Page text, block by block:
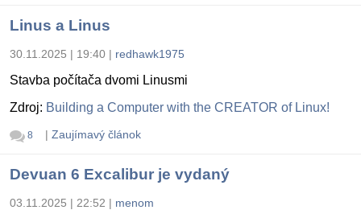
Linus a Linus
30.11.2025 | 19:40 | redhawk1975
Stavba počítača dvomi Linusmi
Zdroj: Building a Computer with the CREATOR of Linux!
8 | Zaujímavý článok
Devuan 6 Excalibur je vydaný
03.11.2025 | 22:52 | menom